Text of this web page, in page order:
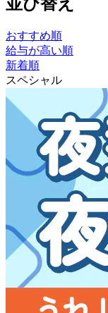
並び替え
おすすめ順
給与が高い順
新着順
スペシャル